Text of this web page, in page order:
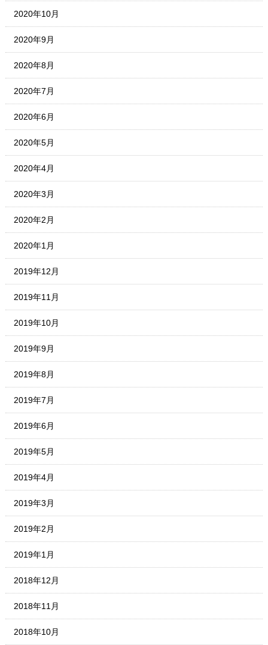
2020年10月
2020年9月
2020年8月
2020年7月
2020年6月
2020年5月
2020年4月
2020年3月
2020年2月
2020年1月
2019年12月
2019年11月
2019年10月
2019年9月
2019年8月
2019年7月
2019年6月
2019年5月
2019年4月
2019年3月
2019年2月
2019年1月
2018年12月
2018年11月
2018年10月